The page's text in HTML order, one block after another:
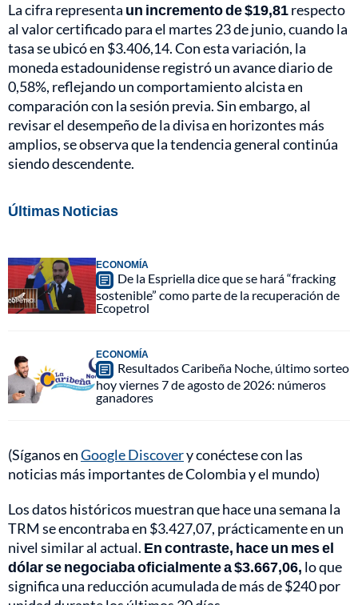
La cifra representa un incremento de $19,81respecto
al valor certificado para el martes 23 de junio, cuando la
tasa se ubicó en $3.406,14. Con esta variación, la
moneda estadounidense registró un avance diario de
0,58%, reflejando un comportamiento alcista en
comparación con la sesión previa. Sin embargo, al
revisar el desempeño de la divisa en horizontes más
amplios, se observa que la tendencia general continúa
siendo descendente.
Últimas Noticias
ECONOMÍA
De la Espriella dice que se hará “fracking
sostenible” como parte de la recuperación de
Ecopetrol
ECONOMÍA
Resultados Caribeña Noche, último sorteo
hoy viernes 7 de agosto de 2026: números
ganadores
(Síganos enGoogle Discovery conéctese con las
noticias más importantes de Colombia y el mundo)
Los datos históricos muestran que hace una semana la
TRM se encontraba en $3.427,07, prácticamente en un
nivel similar al actual. En contraste, hace un mes el
dólar se negociaba oficialmente a $3.667,06, lo que
significa una reducción acumulada de más de $240 por